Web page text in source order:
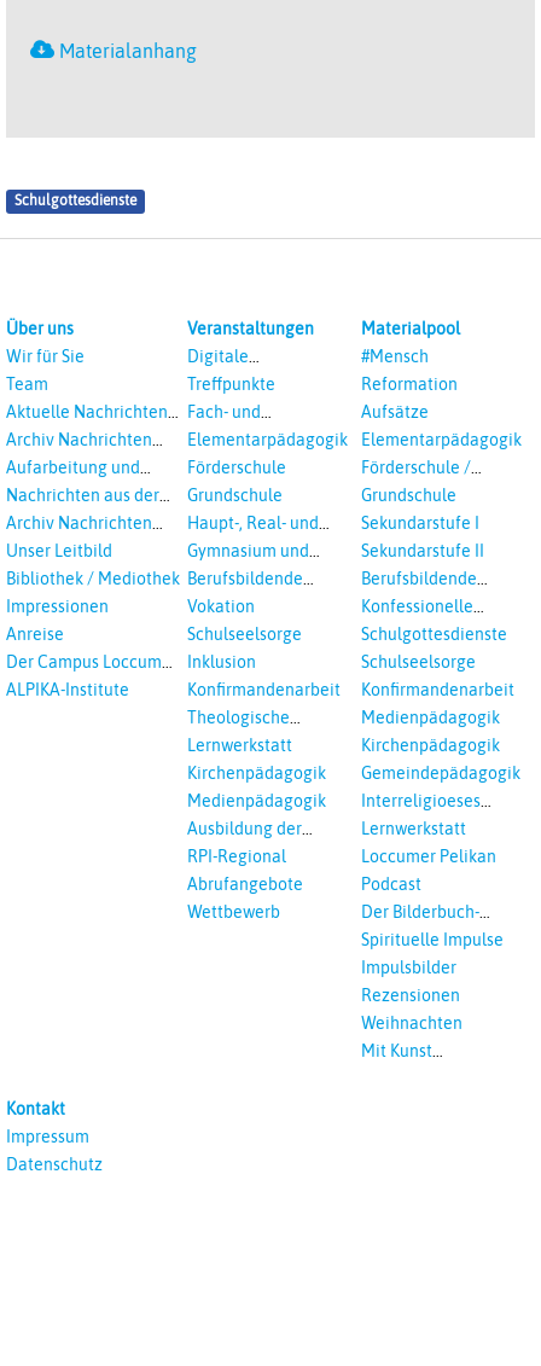
Materialanhang
Schulgottesdienste
Über uns
Wir für Sie
Team
Aktuelle Nachrichten
aus dem RPI
Archiv Nachrichten
aus dem RPI ab 2018
Aufarbeitung und
Prävention
Landeskirche und EKD
Nachrichten aus der
Landeskirche
Archiv Nachrichten
aus der Landeskirche
Unser Leitbild
Bibliothek / Mediothek
Impressionen
Anreise
Der Campus Loccum
und Loccumer
ALPIKA-Institute
Veranstaltungen
Digitale
Veranstaltungen
Treffpunkte
Fach- und
Studientagungen
Elementarpädagogik
Förderschule
Grundschule
Haupt-, Real- und
Oberschule
Gymnasium und
Gesamtschule
Berufsbildende
Schulen
Vokation
Schulseelsorge
Inklusion
Konfirmandenarbeit
Theologische
Fortbildungen,
Interreligöses Lernen
Lernwerkstatt
Kirchenpädagogik
Medienpädagogik
Ausbildung der
Vikar*innen
RPI-Regional
Abrufangebote
Wettbewerb
Materialpool
#Mensch
Reformation
Aufsätze
Elementarpädagogik
Förderschule /
Inklusion
Grundschule
Sekundarstufe I
Sekundarstufe II
Berufsbildende
Schulen
Konfessionelle
Kooperation
Schulgottesdienste
Schulseelsorge
Konfirmandenarbeit
Medienpädagogik
Kirchenpädagogik
Gemeindepädagogik
Interreligioeses
Lernen
Lernwerkstatt
Loccumer Pelikan
Podcast
Der Bilderbuch-
Podcast
Spirituelle Impulse
Impulsbilder
Rezensionen
Weihnachten
Mit Kunst
Kontakt
Impressum
Datenschutz